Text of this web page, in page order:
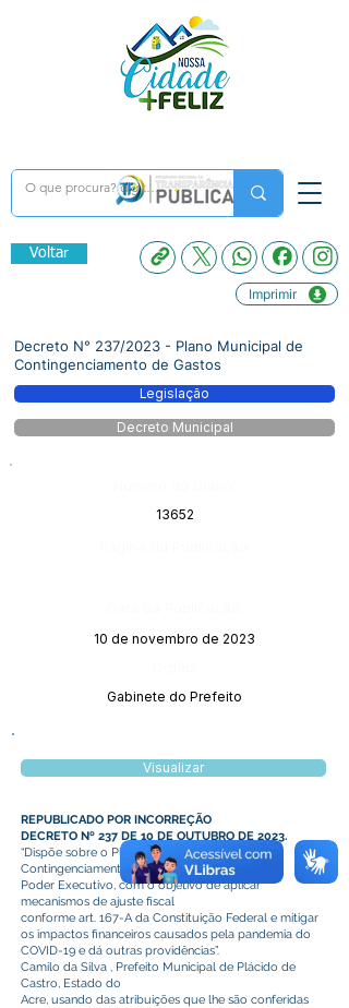
Voltar
Imprimir
Decreto N° 237/2023 - Plano Municipal de
Contingenciamento de Gastos
Legislação
Decreto Municipal
13652
10 de novembro de 2023
Gabinete do Prefeito
Visualizar
REPUBLICADO POR INCORREÇÃO
DECRETO Nº 237 DE 10 DE OUTUBRO DE 2023.
“Dispõe sobre o Plano Municipal de
Contingenciamento de Gastos do
Poder Executivo, com o objetivo de aplicar
mecanismos de ajuste fiscal
conforme art. 167-A da Constituição Federal e mitigar
os impactos financeiros causados pela pandemia do
COVID-19 e dá outras providências”.
Camilo da Silva , Prefeito Municipal de Plácido de
Castro, Estado do
Acre, usando das atribuições que lhe são conferidas